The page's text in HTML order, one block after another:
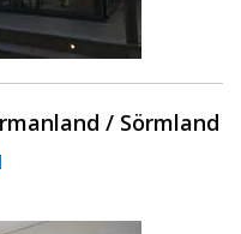
/ Sörmland